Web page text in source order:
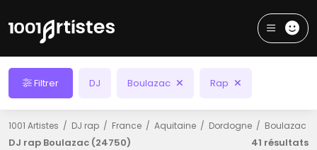
Filtrer DJ Boulazac Rap
1001 Artistes DJ rap France Aquitaine Dordogne Boulazac
DJ rap Boulazac (24750) 41 résultats